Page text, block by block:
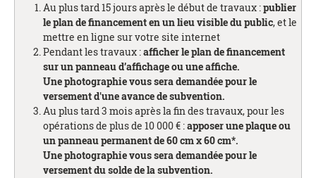
Au plus tard 15 jours après le début de travaux :publier
le plan de financement en un lieu visible du public, et le
mettre en ligne sur votre site internet
Pendant les travaux :afficher le plan de financement
sur un panneau d’affichage ou une affiche.
Une photographie vous sera demandée pour le
versement d'une avance de subvention.
Au plus tard 3 mois après la fin des travaux, pour les
opérations de plus de 10 000 € :apposer une plaque ou
un panneau permanent de 60 cm x 60 cm*.
Une photographie vous sera demandée pour le
versement du solde de la subvention.